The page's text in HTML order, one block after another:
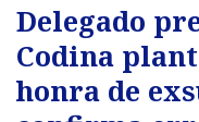
Delegado
Codina
honra de